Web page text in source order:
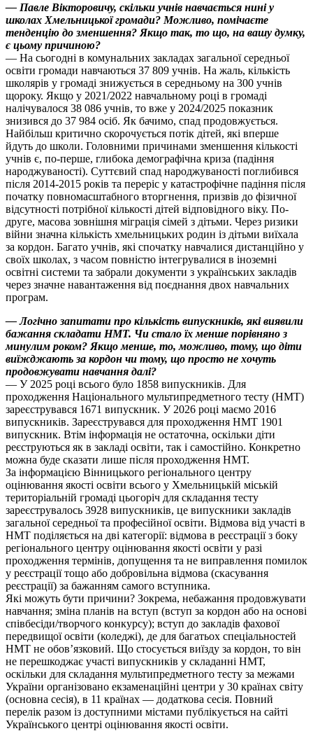
— Павле Вікторовичу, скільки учнів навчається нині у
школах Хмельницької громади? Можливо, помічаєте
тенденцію до зменшення? Якщо так, то що, на вашу думку,
є цьому причиною?
— На сьогодні в комунальних закладах загальної середньої
освіти громади навчаються 37 809 учнів. На жаль, кількість
школярів у громаді знижується в середньому на 300 учнів
щороку. Якщо у 2021/2022 навчальному році в громаді
налічувалося 38 086 учнів, то вже у 2024/2025 показник
знизився до 37 984 осіб. Як бачимо, спад продовжується.
Найбільш критично скорочується потік дітей, які вперше
йдуть до школи. Головними причинами зменшення кількості
учнів є, по-перше, глибока демографічна криза (падіння
народжуваності). Суттєвий спад народжуваності поглибився
після 2014-2015 років та переріс у катастрофічне падіння після
початку повномасштабного вторгнення, призвів до фізичної
відсутності потрібної кількості дітей відповідного віку. По-
друге, масова зовнішня міграція сімей з дітьми. Через ризики
війни значна кількість хмельницьких родин із дітьми виїхала
за кордон. Багато учнів, які спочатку навчалися дистанційно у
своїх школах, з часом повністю інтегрувалися в іноземні
освітні системи та забрали документи з українських закладів
через значне навантаження від поєднання двох навчальних
програм.
— Логічно запитати про кількість випускників, які виявили
бажання складати НМТ. Чи стало їх менше порівняно з
минулим роком? Якщо менше, то, можливо, тому, що діти
виїжджають за кордон чи тому, що просто не хочуть
продовжувати навчання далі?
— У 2025 році всього було 1858 випускників. Для
проходження Національного мультипредметного тесту (НМТ)
зареєструвався 1671 випускник. У 2026 році маємо 2016
випускників. Зареєструвався для проходження НМТ 1901
випускник. Втім інформація не остаточна, оскільки діти
реєструються як в закладі освіти, так і самостійно. Конкретно
можна буде сказати лише після проходження НМТ.
За інформацією Вінницького регіонального центру
оцінювання якості освіти всього у Хмельницькій міській
територіальній громаді цьогоріч для складання тесту
зареєструвалось 3928 випускників, це випускники закладів
загальної середньої та професійної освіти. Відмова від участі в
НМТ поділяється на дві категорії: відмова в реєстрації з боку
регіонального центру оцінювання якості освіти у разі
проходження термінів, допущення та не виправлення помилок
у реєстрації тощо або добровільна відмова (скасування
реєстрації) за бажанням самого вступника.
Які можуть бути причини? Зокрема, небажання продовжувати
навчання; зміна планів на вступ (вступ за кордон або на основі
співбесіди/творчого конкурсу); вступ до закладів фахової
передвищої освіти (коледжі), де для багатьох спеціальностей
НМТ не обов’язковий. Що стосується виїзду за кордон, то він
не перешкоджає участі випускників у складанні НМТ,
оскільки для складання мультипредметного тесту за межами
України організовано екзаменаційні центри у 30 країнах світу
(основна сесія), в 11 країнах — додаткова сесія. Повний
перелік разом із доступними містами публікується на сайті
Українського центрі оцінювання якості освіти.